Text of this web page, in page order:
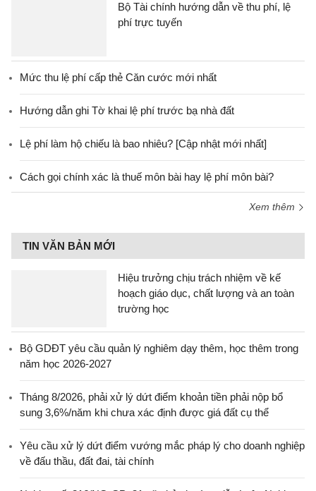
Bộ Tài chính hướng dẫn về thu phí, lệ
phí trực tuyến
Mức thu lệ phí cấp thẻ Căn cước mới nhất
Hướng dẫn ghi Tờ khai lệ phí trước bạ nhà đất
Lệ phí làm hộ chiếu là bao nhiêu? [Cập nhật mới nhất]
Cách gọi chính xác là thuế môn bài hay lệ phí môn bài?
Xem thêm
TIN VĂN BẢN MỚI
Hiệu trưởng chịu trách nhiệm về kế
hoạch giáo dục, chất lượng và an toàn
trường học
Bộ GDĐT yêu cầu quản lý nghiêm dạy thêm, học thêm trong
năm học 2026-2027
Tháng 8/2026, phải xử lý dứt điểm khoản tiền phải nộp bổ
sung 3,6%/năm khi chưa xác định được giá đất cụ thể
Yêu cầu xử lý dứt điểm vướng mắc pháp lý cho doanh nghiệp
về đấu thầu, đất đai, tài chính